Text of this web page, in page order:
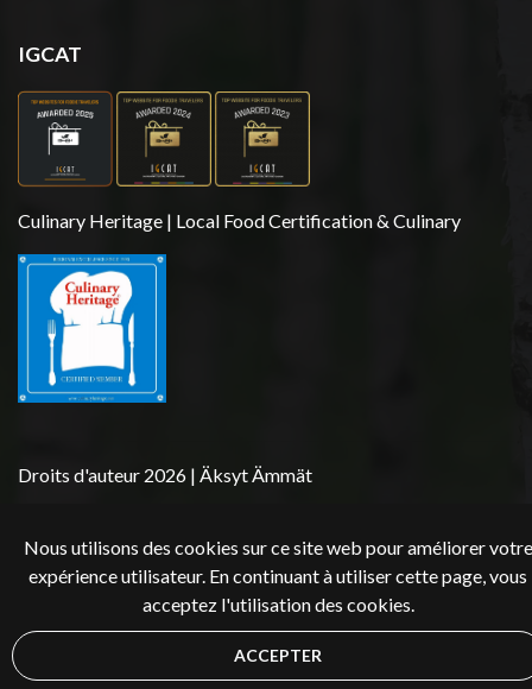
Nous utilisons des cookies sur ce site web pour améliorer votre
expérience utilisateur. En continuant à utiliser cette page, vous
acceptez l'utilisation des cookies.
ACCEPTER
IGCAT
Culinary Heritage | Local Food Certification & Culinary
Droits d'auteur 2026 | Äksyt Ämmät